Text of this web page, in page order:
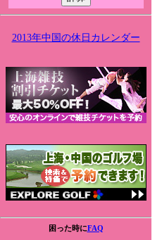
2013年中国の休日カレンダー
困った時にFAQ